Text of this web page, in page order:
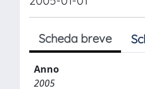
Scheda breve
Anno
2005